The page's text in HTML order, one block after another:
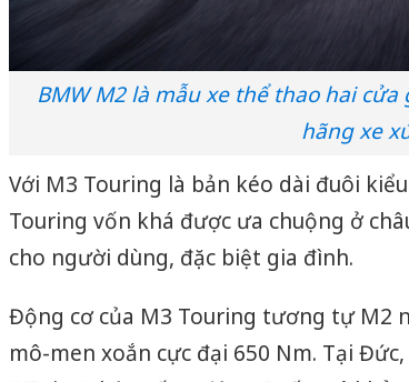
BMW M2 là mẫu xe thể thao hai
hãng xe
Với M3 Touring là bản kéo dài đuôi
Touring vốn khá được ưa chuộng ở
cho người dùng, đặc biệt gia đình.
Động cơ của M3 Touring tương tự M2
mô-men xoắn cực đại 650 Nm. Tại